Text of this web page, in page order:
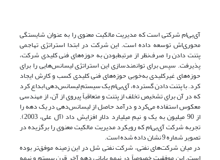
آی‌بی‌ام شرکتی است که مدیریت مالکیت معنوی را به عنوان شایستگی
محوری‌اش توسعه داده است. این شرکت در ابتدا استراتژی تهاجمی
پتنت دادن را صرف‌نظر از مرتبط‌بودن به حوزه‌های فنی کلیدی شرکت،
پذیرفت. سپس برای توانمندسازی این استراتژی لیسانس‌هایی را برای
حوزه‌های غیرکلیدی به‌خوبی حوزه‌های فنی کلیدی کسب و کارش ایجاد
کرد. با پتنت دادن گسترده، آی‌بی‌ام یک سیستم لیسانس‌دهی ابداع کرد
که در آن برای تشخیص تخلف از پتنت و متعاقباً پیروی از آن، از مهندسی
معکوس استفاده می‌کرد و درآمد حاصل از لیسانس‌دهی در یک دهه را
از 90 میلیون به یک و نیم میلیارد دلار افزایش داد (آل علی، 2003).
تجربه شرکت آی‌بی‌ام که رویکرد مدیریت مالکیت معنوی را برگزیده در
تصویر شماره 9 نشان داده شده است.
در میان شرکت‌های نفتی، شرکت نفتی شل در این زمینه موفق‌تر بوده